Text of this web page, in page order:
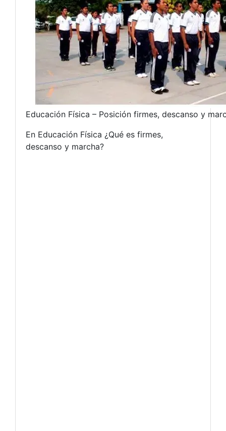
Educación Física – Posición firmes, descanso y
En Educación Física ¿Qué es firmes,
descanso y marcha?